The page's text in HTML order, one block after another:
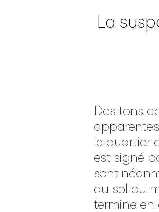
La
Des tons
le quartier
est signé
sont
du sol du
termine en